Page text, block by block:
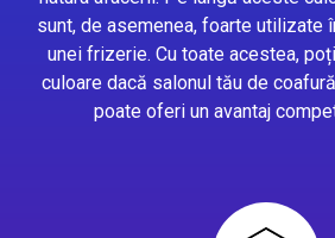
sunt, de asemenea, foarte utilizate
unei frizerie. Cu toate acestea,
culoare dacă salonul tău de
poate oferi un avantaj